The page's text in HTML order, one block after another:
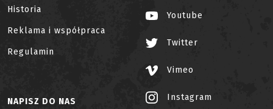
Historia
Reklama i współpraca
Regulamin
Youtube
Twitter
Vimeo
Instagram
NAPISZ DO NAS